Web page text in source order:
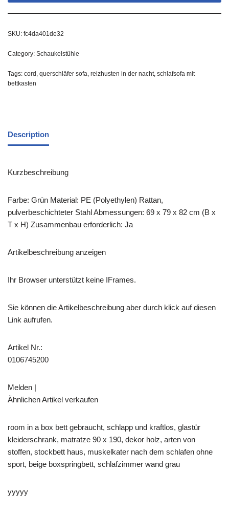
SKU: fc4da401de32
Category: Schaukelstühle
Tags: cord , querschläfer sofa, reizhusten in der nacht, schlafsofa mit
bettkasten
Description
Kurzbeschreibung
Farbe: Grün Material: PE (Polyethylen) Rattan,
pulverbeschichteter Stahl Abmessungen: 69 x 79 x 82 cm (B x
T x H) Zusammenbau erforderlich: Ja
Artikelbeschreibung anzeigen
Ihr Browser unterstützt keine IFrames.
Sie können die Artikelbeschreibung aber durch klick auf diesen
Link aufrufen.
Artikel Nr.:
0106745200
Melden |
Ähnlichen Artikel verkaufen
room in a box bett gebraucht, schlapp und kraftlos, glastür
kleiderschrank, matratze 90 x 190, dekor holz, arten von
stoffen, stockbett haus, muskelkater nach dem schlafen ohne
sport, beige boxspringbett, schlafzimmer wand grau
yyyyy